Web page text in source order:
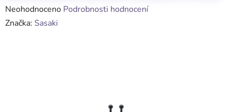
Průměrné
hodnocení
Neohodnoceno Podrobnosti hodnocení
Značka: Sasaki